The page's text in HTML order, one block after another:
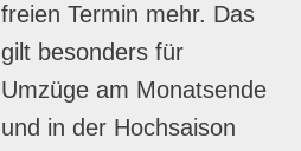
freien Termin mehr. Das
gilt besonders für
Umzüge am Monatsende
und in der Hochsaison